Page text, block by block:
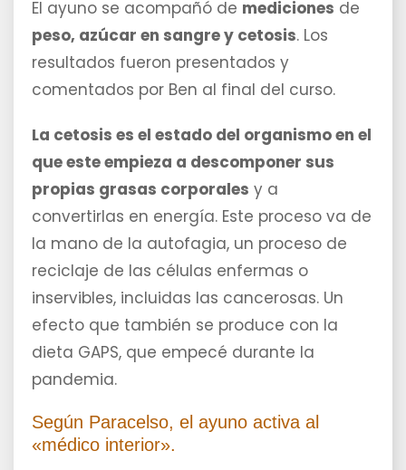
El ayuno se acompañó de mediciones de
peso, azúcar en sangre y cetosis. Los
resultados fueron presentados y
comentados por Ben al final del curso.
La cetosis es el estado del organismo en el
que este empieza a descomponer sus
propias grasas corporales y a
convertirlas en energía. Este proceso va de
la mano de la autofagia, un proceso de
reciclaje de las células enfermas o
inservibles, incluidas las cancerosas. Un
efecto que también se produce con la
dieta GAPS, que empecé durante la
pandemia.
Según Paracelso, el ayuno activa al
«médico interior».